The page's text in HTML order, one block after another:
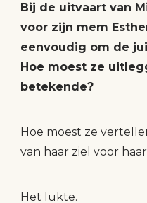
Bij de uitvaart van
voor zijn mem
eenvoudig om de
Hoe moest ze
betekende?
Hoe moest ze
van haar ziel voor
Het lukte.